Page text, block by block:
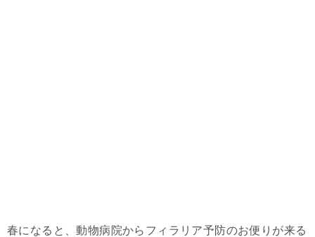
春になると、動物病院からフィラリア予防のお便りが来る